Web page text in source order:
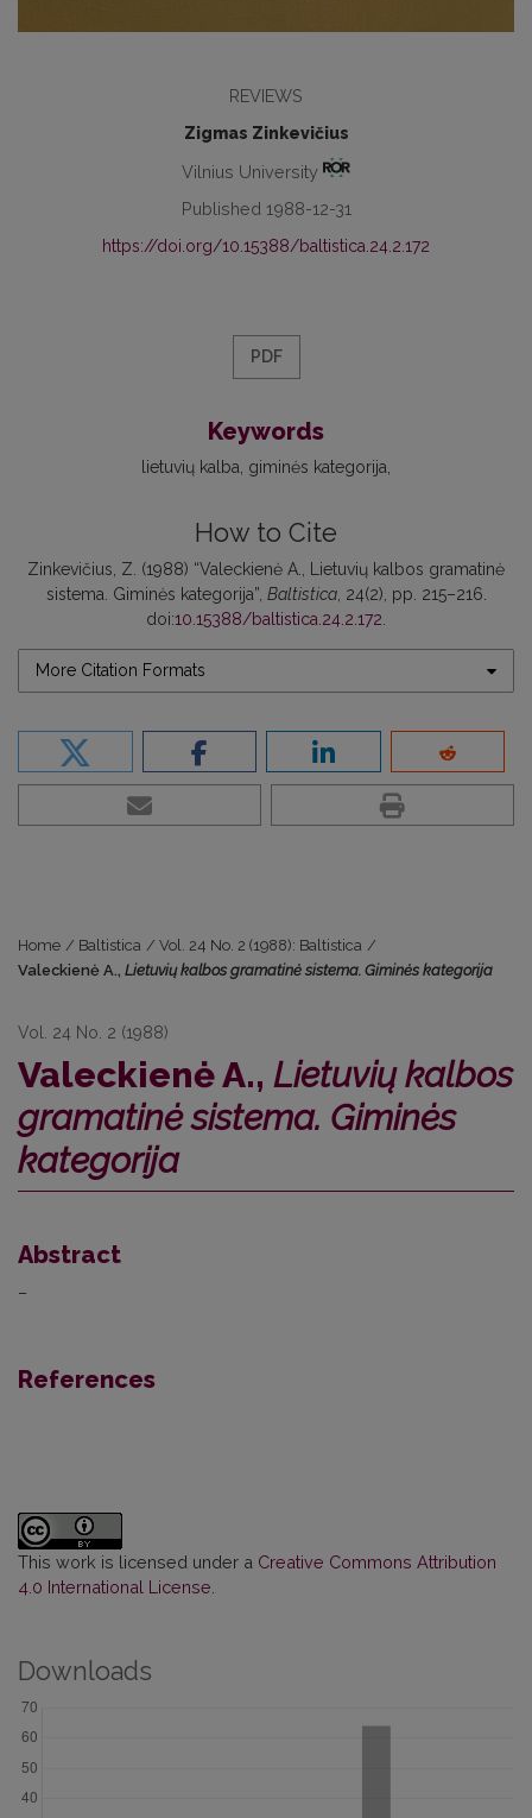
REVIEWS
Zigmas Zinkevičius
Vilnius University
Published 1988-12-31
https://doi.org/10.15388/baltistica.24.2.172
PDF
Keywords
lietuvių kalba giminės kategorija
How to Cite
Zinkevičius, Z. (1988) “Valeckienė A., Lietuvių kalbos gramatinė
sistema. Giminės kategorija”, Baltistica, 24(2), pp. 215–216.
doi:10.15388/baltistica.24.2.172.
More Citation Formats
Home / Baltistica / Vol. 24 No. 2 (1988): Baltistica /
Valeckienė A., Lietuvių kalbos gramatinė sistema. Giminės kategorija
Vol. 24 No. 2 (1988)
Valeckienė A., Lietuvių kalbos
gramatinė sistema. Giminės
kategorija
Abstract
–
References
This work is licensed under a Creative Commons Attribution
4.0 International License
Downloads